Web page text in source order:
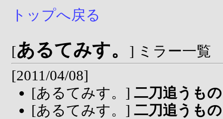
トップへ戻る
[あるてみす。
] ミラー一覧
[2011/04/08]
[あるてみす。] 二刀追うも
[あるてみす。] 二刀追うも